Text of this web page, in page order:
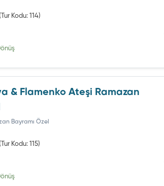
Kodu: 114)
& Flamenko Ateşi Ramazan
Bayramı Özel
Kodu: 115)